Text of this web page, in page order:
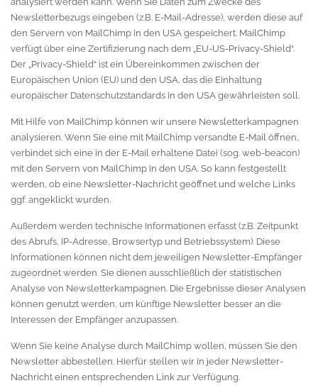
Newsletterbezugs eingeben (z.B. E-Mail-Adresse), werden diese auf
den Servern von MailChimp in den USA gespeichert. MailChimp
verfügt über eine Zertifizierung nach dem „EU-US-Privacy-Shield“.
Der „Privacy-Shield“ ist ein Übereinkommen zwischen der
Europäischen Union (EU) und den USA, das die Einhaltung
europäischer Datenschutzstandards in den USA gewährleisten soll.
Mit Hilfe von MailChimp können wir unsere Newsletterkampagnen
analysieren. Wenn Sie eine mit MailChimp versandte E-Mail öffnen,
verbindet sich eine in der E-Mail erhaltene Datei (sog. web-beacon)
mit den Servern von MailChimp in den USA. So kann festgestellt
werden, ob eine Newsletter-Nachricht geöffnet und welche Links
ggf. angeklickt wurden.
Außerdem werden technische Informationen erfasst (z.B. Zeitpunkt
des Abrufs, IP-Adresse, Browsertyp und Betriebssystem). Diese
Informationen können nicht dem jeweiligen Newsletter-Empfänger
zugeordnet werden. Sie dienen ausschließlich der statistischen
Analyse von Newsletterkampagnen. Die Ergebnisse dieser Analysen
können genutzt werden, um künftige Newsletter besser an die
Interessen der Empfänger anzupassen.
Wenn Sie keine Analyse durch MailChimp wollen, müssen Sie den
Newsletter abbestellen. Hierfür stellen wir in jeder Newsletter-
Nachricht einen entsprechenden Link zur Verfügung.